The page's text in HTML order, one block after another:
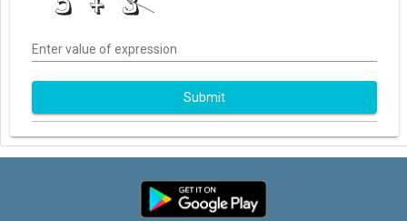
Enter value of expression
Submit